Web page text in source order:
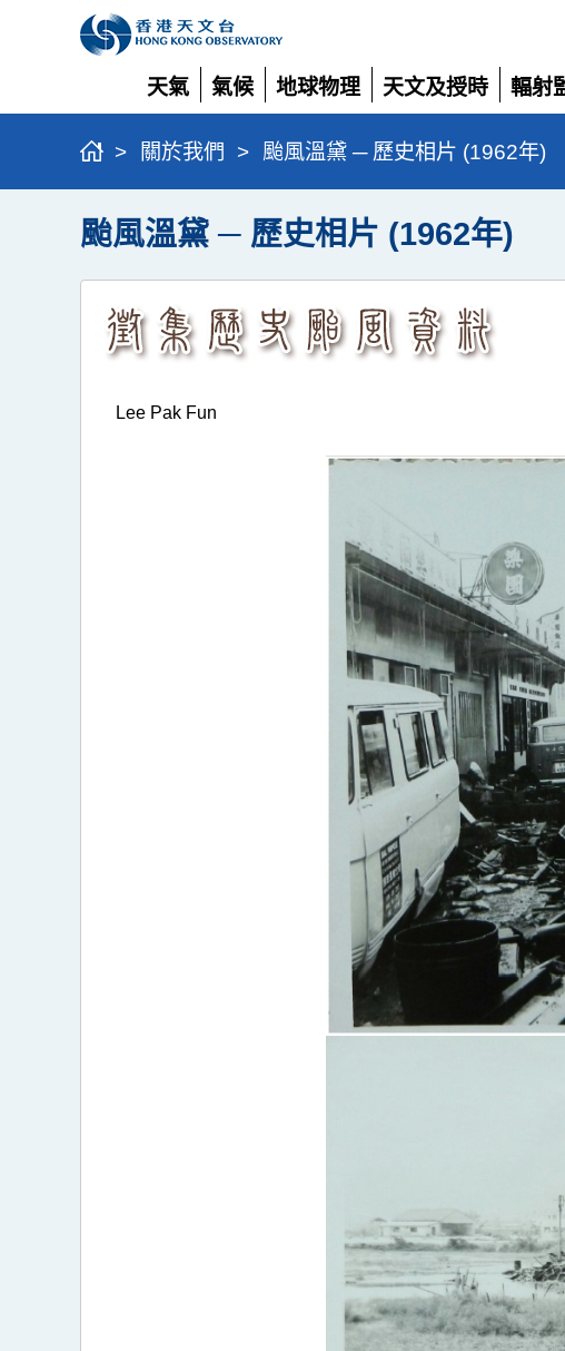
天氣
展
開
氣候
展
開
地球物理
展
開
天文及授時
展
開
輻射
展
開
> 關於我們 > 颱風溫黛 ─ 歷史相片 (1962年)
颱風溫黛 ─ 歷史相片 (1962年)
Lee Pak Fun